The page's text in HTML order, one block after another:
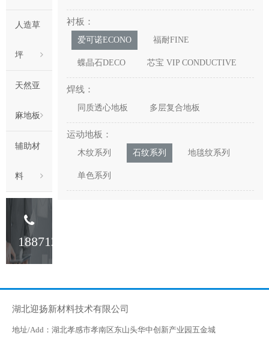
人造草
坪
天然亚
麻地板
辅助材
料
18871233341
衬板：
爱可诺ECONO 福耐FINE
蝶晶石DECO 芯宝 VIP CONDUCTIVE
焊线：
同质透心地板 多层复合地板
运动地板：
木纹系列 石纹系列 地毯纹系列
单色系列
湖北迎扬新材料技术有限公司
地址/Add：湖北孝感市孝南区东山头华中创新产业园五金城